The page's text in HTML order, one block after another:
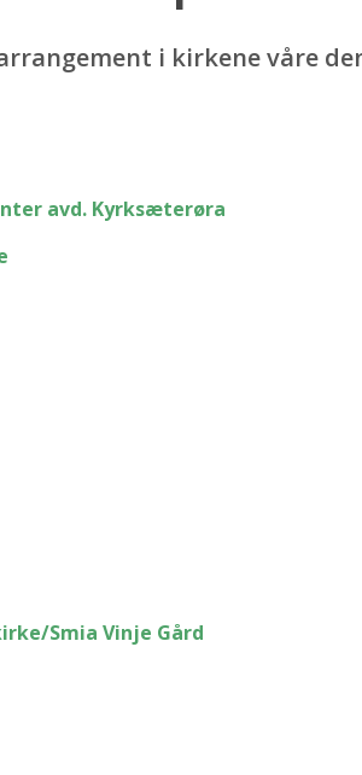
i kirkene våre
avd. Kyrksæterøra
Smia Vinje Gård